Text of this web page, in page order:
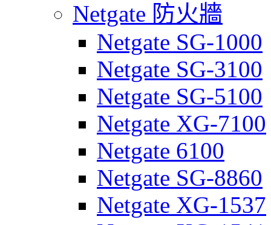
Netgate 防火牆
Netgate SG-1000
Netgate SG-3100
Netgate SG-5100
Netgate XG-7100
Netgate 6100
Netgate SG-8860
Netgate XG-1537